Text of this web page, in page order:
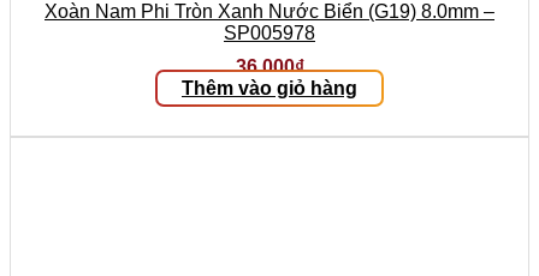
Xoàn Nam Phi Tròn Xanh Nước Biển (G19) 8.0mm –
SP005978
36.000₫
Thêm vào giỏ hàng